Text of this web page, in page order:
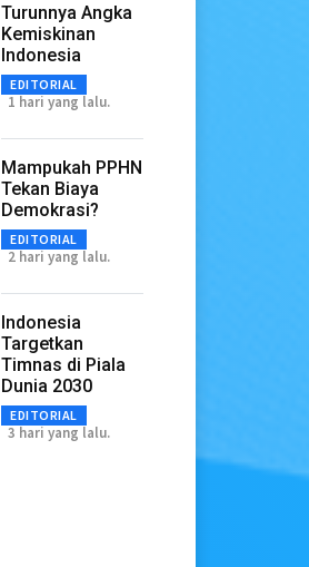
Turunnya Angka
Kemiskinan
Indonesia
EDITORIAL
1 hari yang lalu.
Mampukah PPHN
Tekan Biaya
Demokrasi?
EDITORIAL
2 hari yang lalu.
Indonesia
Targetkan
Timnas di Piala
Dunia 2030
EDITORIAL
3 hari yang lalu.